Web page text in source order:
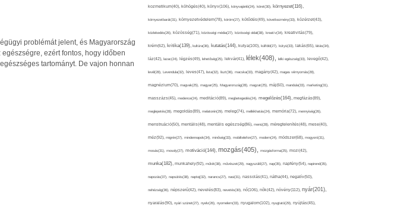
problémát jelent, és Magyarország
ezért fontos, hogy időben
tartományt. De vajon honnan
kozmetikum(40), köhögés(40), könyv(106), könyvajánló(24), köret(30), környezet(116),
környezetbarát(31), környezetvédelem(78), köröm(27), kötődés(49), következmény(33), közérzet(43),
közlekedés(26), közösség(71), közösségi média(27), közösségi oldal(38), kreatív(34), kreativitás(79),
krém(62), kritika(139), kultúra(36), kutatás(144), kutya(100), külföld(27), kütyü(33), lakás(65), látás(34),
láz(42), lazac(24), légzés(49), lehetőség(25), lekvár(41), lélek(408), lelki egészség(33), levegő(42),
levél(28), Levendula(32), leves(47), lista(32), liszt(36), macska(33), magány(42), magas vérnyomás(28),
magnézium(70), magvak(25), magyar(25), Magyarország(28), magzat(25), máj(60), mandula(33), marketing(31),
masszázs(45), medence(24), meditáció(89), megbetegedés(24), megelőzés(164), megfázás(89),
meglepetés(28), megoldás(89), melatonin(29), meleg(74), mellékhatás(24), memória(72), mennyiség(26),
menstruáció(50), mentális(48), mentális egészség(86), menü(28), méregtelenítés(48), mese(40),
méz(92), migrén(27), mindennapok(34), minőség(33), mobiltelefon(27), modern(24), módszer(68), mogyoró(31),
mosás(31), mosoly(27), motiváció(144), mozgás(405), mozgásforma(25), mozi(42),
munka(182), munkahely(92), műtét(38), művészet(29), nagyszülő(27), nap(35), napfény(54), napirend(35),
napozás(37), napsütés(38), naptej(32), narancs(27), nasi(31), nassolás(41), nátha(44), negatív(50),
nehézség(36), népszerű(42), nevelés(83), nevetés(30), nő(106), nők(42), növény(112), nyár(201),
nyaralás(90), nyári szünet(27), nyelv(26), nyomelem(33), nyugalom(102), nyugtató(29), nyújtás(45),